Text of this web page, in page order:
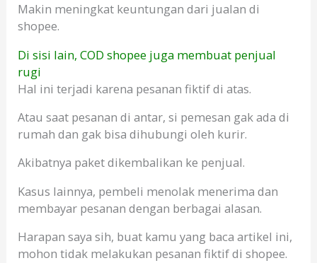
Makin meningkat keuntungan dari jualan di
shopee.
Di sisi lain, COD shopee juga membuat penjual
rugi
Hal ini terjadi karena pesanan fiktif di atas.
Atau saat pesanan di antar, si pemesan gak ada di
rumah dan gak bisa dihubungi oleh kurir.
Akibatnya paket dikembalikan ke penjual.
Kasus lainnya, pembeli menolak menerima dan
membayar pesanan dengan berbagai alasan.
Harapan saya sih, buat kamu yang baca artikel ini,
mohon tidak melakukan pesanan fiktif di shopee.